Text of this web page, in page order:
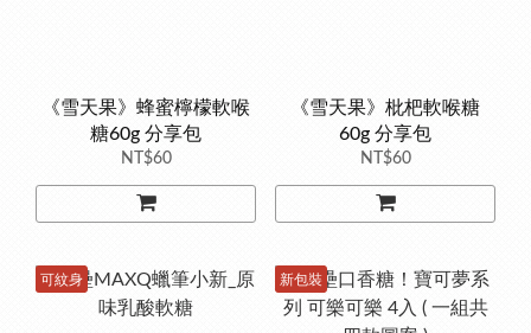
《雪天果》蜂蜜檸檬軟喉
糖60g 分享包
NT$60
《雪天果》枇杷軟喉糖
60g 分享包
NT$60
可紋身 新包裝